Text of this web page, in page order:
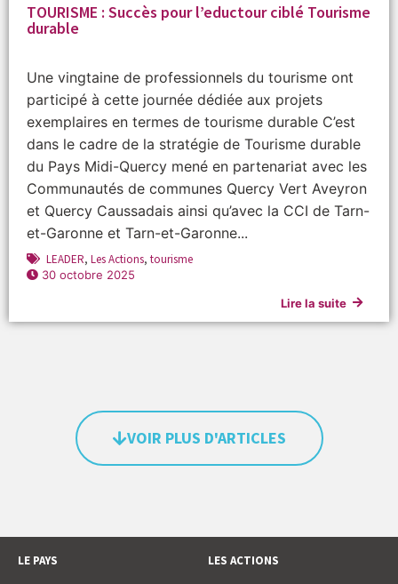
TOURISME : Succès pour l’eductour ciblé Tourisme
durable
Une vingtaine de professionnels du tourisme ont
participé à cette journée dédiée aux projets
exemplaires en termes de tourisme durable C’est
dans le cadre de la stratégie de Tourisme durable
du Pays Midi-Quercy mené en partenariat avec les
Communautés de communes Quercy Vert Aveyron
et Quercy Caussadais ainsi qu’avec la CCI de Tarn-
et-Garonne et Tarn-et-Garonne...
LEADER, Les Actions, tourisme
30 octobre 2025
Lire la suite
VOIR PLUS D'ARTICLES
LE PAYS LES ACTIONS